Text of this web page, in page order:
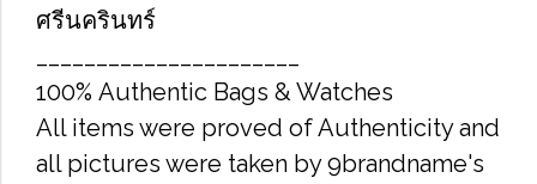
ศรีนครินทร์
100% Authentic Bags & Watches
All items were proved of Authenticity and
all pictures were taken by 9brandname's